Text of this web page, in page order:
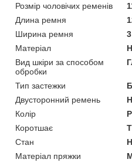
Розмір чоловічих ременів
Длина ремня
Ширина ремня
Матеріал
Вид шкіри за способом
обробки
Тип застежки
Двусторонний ремень
Колір
Коротшає
Стан
Матеріал пряжки